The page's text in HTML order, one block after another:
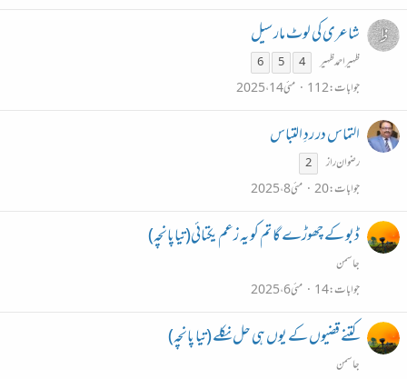
شاعری کی لوٹ مار سیل
ظہیراحمدظہیر 4
5
6
جوابات 112 مئی 14، 2025
التماس در ردِ التباس
رضوان راز 2
جوابات 20 مئی 8، 2025
ڈبو کے چھوڑے گا تم کو یہ زعم یکتائی(تیاپانچہ)
جاسمن
جوابات 14 مئی 6، 2025
کتنے قضیوں کے یوں ہی حل نکلے (تیا پانچہ)
جاسمن